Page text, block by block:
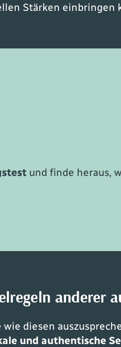
Stärken einbringen
und finde heraus,
diesen
und authentische